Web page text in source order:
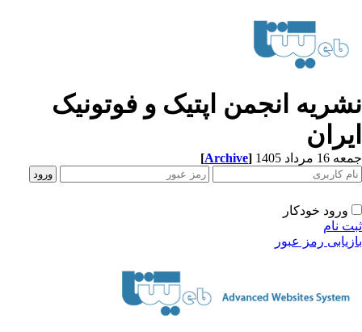
انجمن اپتیک و فوتونیک
مرداد 1405 [Archive]
ورود خودکار
نام
رمز عبور